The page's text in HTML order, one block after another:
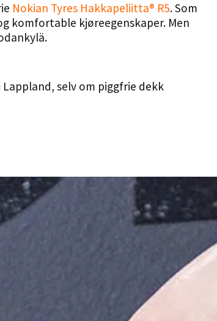
Nokian Tyres Hakkapeliitta® R5. Som
komfortable kjøreegenskaper. Men
selv om piggfrie dekk